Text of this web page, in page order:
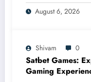
August 6, 2026
Shivam 0
Satbet Games:
Gaming